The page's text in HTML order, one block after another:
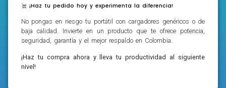
¡Haz tu pedido hoy y experimenta la diferencia!
No pongas en riesgo tu portátil con cargadores genéricos o de
baja calidad. Invierte en un producto que te ofrece potencia,
seguridad, garantía y el mejor respaldo en Colombia.
¡Haz tu compra ahora y lleva tu productividad al siguiente
nivel!